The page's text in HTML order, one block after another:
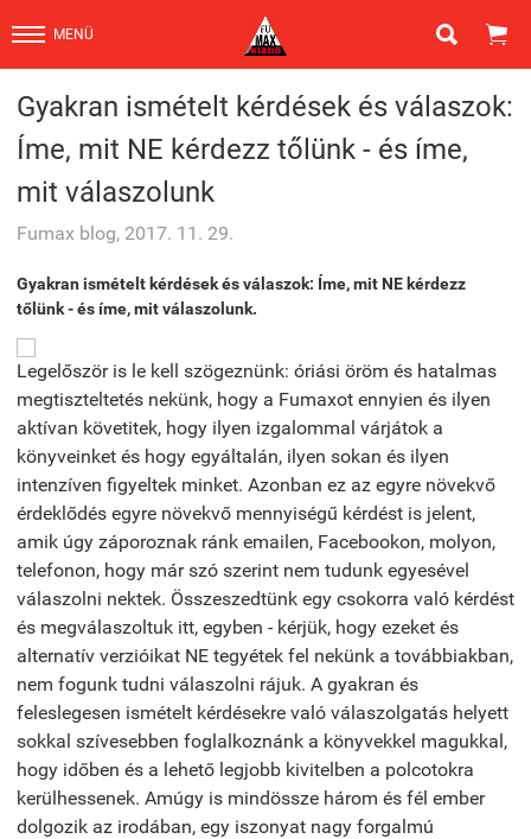
MENÜ  
Gyakran ismételt kérdések és válaszok:
Íme, mit NE kérdezz tőlünk - és íme,
mit válaszolunk
Fumax blog, 2017. 11. 29.
Gyakran ismételt kérdések és válaszok: Íme, mit NE kérdezz
tőlünk - és íme, mit válaszolunk.
Legelőször is le kell szögeznünk: óriási öröm és hatalmas
megtiszteltetés nekünk, hogy a Fumaxot ennyien és ilyen
aktívan követitek, hogy ilyen izgalommal várjátok a
könyveinket és hogy egyáltalán, ilyen sokan és ilyen
intenzíven figyeltek minket. Azonban ez az egyre növekvő
érdeklődés egyre növekvő mennyiségű kérdést is jelent,
amik úgy záporoznak ránk emailen, Facebookon, molyon,
telefonon, hogy már szó szerint nem tudunk egyesével
válaszolni nektek. Összeszedtünk egy csokorra való kérdést
és megválaszoltuk itt, egyben - kérjük, hogy ezeket és
alternatív verzióikat NE tegyétek fel nekünk a továbbiakban,
nem fogunk tudni válaszolni rájuk. A gyakran és
feleslegesen ismételt kérdésekre való válaszolgatás helyett
sokkal szívesebben foglalkoznánk a könyvekkel magukkal,
hogy időben és a lehető legjobb kivitelben a polcotokra
kerülhessenek. Amúgy is mindössze három és fél ember
dolgozik az irodában, egy iszonyat nagy forgalmú